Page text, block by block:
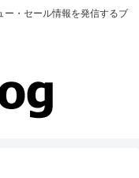
ー・セール情報を発信するブ